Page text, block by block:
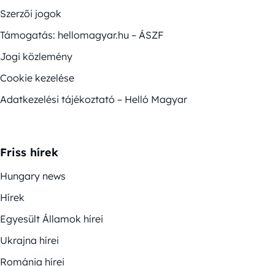
Szerzői jogok
Támogatás: hellomagyar.hu – ÁSZF
Jogi közlemény
Cookie kezelése
Adatkezelési tájékoztató – Helló Magyar
Friss hírek
Hungary news
Hírek
Egyesült Államok hírei
Ukrajna hírei
Románia hírei